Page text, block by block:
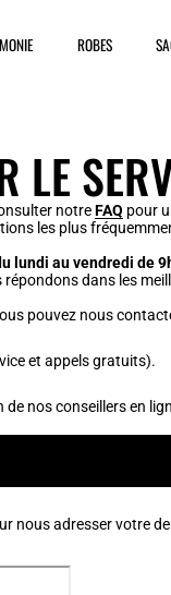
ROBES
LE
notreFAQ pour
les plus
lundi au vendredi de
répondons dans les
pouvez nous
et appels gratuits).
de nos conseillers en
nous adresser votre